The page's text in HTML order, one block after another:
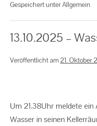
Gespeichert unterAllgemein
13.10.2025 –
Veröffentlicht am21. Oktober
Um 21.38Uhr meldete
Wasser in seinen